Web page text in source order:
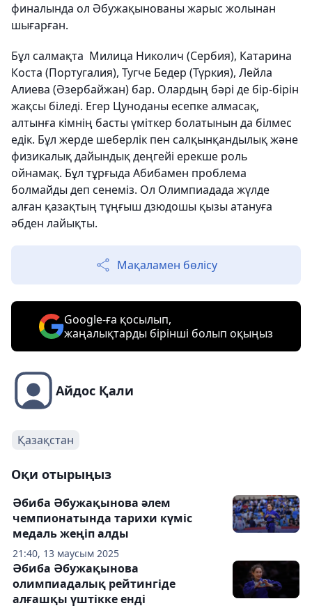
финалында ол Әбужақынованы жарыс жолынан
шығарған.
Бұл салмақта Милица Николич (Сербия), Катарина
Коста (Португалия), Тугче Бедер (Түркия), Лейла
Алиева (Әзербайжан) бар. Олардың бәрі де бір-бірін
жақсы біледі. Егер Цуноданы есепке алмасақ,
алтынға кімнің басты үміткер болатынын да білмес
едік. Бұл жерде шеберлік пен салқынқандылық және
физикалық дайындық деңгейі ерекше роль
ойнамақ. Бұл тұрғыда Абибамен проблема
болмайды деп сенеміз. Ол Олимпиадада жүлде
алған қазақтың тұңғыш дзюдошы қызы атануға
әбден лайықты.
Мақаламен бөлісу
Google-ға қосылып,
жаңалықтарды бірінші болып оқыңыз
Айдос Қали
Қазақстан
Оқи отырыңыз
21:40, 13 маусым 2025
Әбиба Әбужақынова әлем
чемпионатында тарихи күміс
медаль жеңіп алды
Әбиба Әбужақынова
олимпиадалық рейтингіде
алғашқы үштікке енді